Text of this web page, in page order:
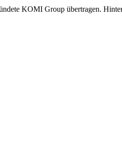
KOMI Group übertragen.